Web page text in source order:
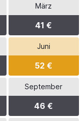
März
41 €
Juni
52 €
September
46 €